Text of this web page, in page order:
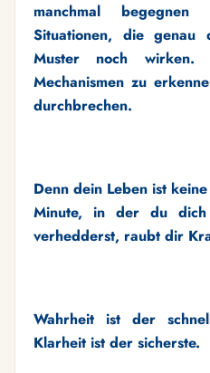
manchmal
Situationen, die genau
Muster noch
Mechanismen zu
durchbrechen.
Denn dein Leben ist
Minute, in der du dich
verhedderst, raubt dir
Wahrheit ist der
Klarheit ist der sicherste.